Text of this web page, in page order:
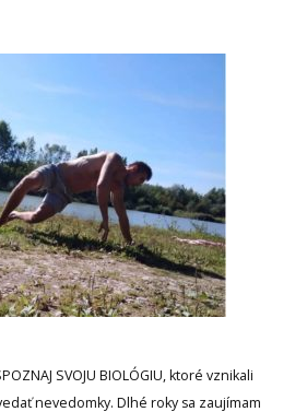
SVOJU BIOLÓGIU, ktoré vznikali
nevedomky. Dlhé roky sa zaujímam